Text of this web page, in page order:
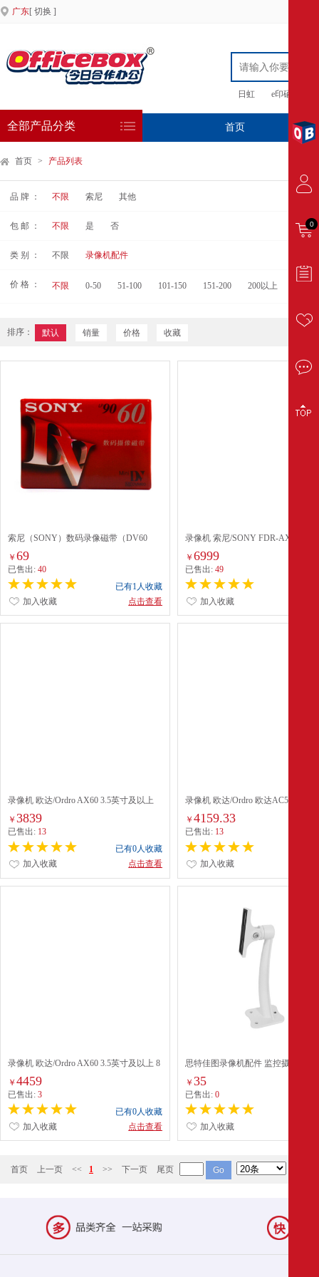
广东[ 切换 ]
日虹 e印硒鼓
全部产品分类 首页 专
首页 > 产品列表
品 牌 ： 不限 索尼 其他
包 邮 ： 不限 是 否
类 别 ： 不限 录像机配件
价 格 ： 不限 0-50 51-100 101-150 151-200 200以上
排序： 默认 销量 价格 收藏
索尼（SONY）数码录像磁带（DV60
带）
￥ 69
已售出: 40
已有1人收藏
点击查看
加入收藏
录像机 索尼/SONY FDR-AX45A
1-2小时 600万 黑色
￥6999
已售出:49
加入收藏
录像机 欧达/Ordro AX60 3.5英寸及以上
1-2小时 601万以上 黑色
￥ 3839
已售出: 13
已有0人收藏
点击查看
加入收藏
录像机 欧达/Ordro 欧达AC5 3.1英
供电 2050万 黑色
￥4159.33
已售出: 13
加入收藏
录像机 欧达/Ordro AX60 3.5英寸及以上 8
￥ 4459
已售出: 3
已有0人收藏
点击查看
加入收藏
思特佳图录像机配件 监控摄像头支
ST-763
￥35
已售出:0
加入收藏
首页 上一页 << 1 >> 下一页 尾页
0